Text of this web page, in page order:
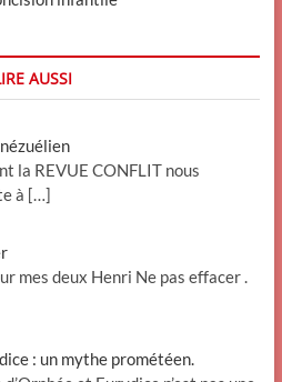
AUSSI
la REVUE CONFLIT nous
à […]
mes deux Henri Ne pas effacer .
: un mythe prométéen.